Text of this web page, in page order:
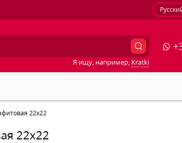
Я ищу, например, Kratki
22x22
22x22